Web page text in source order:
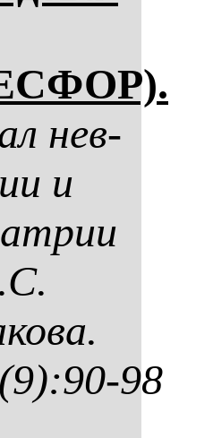
нев­
и
98